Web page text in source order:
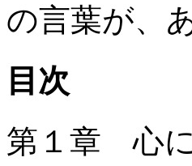
の言葉が、
目次
第１章 心